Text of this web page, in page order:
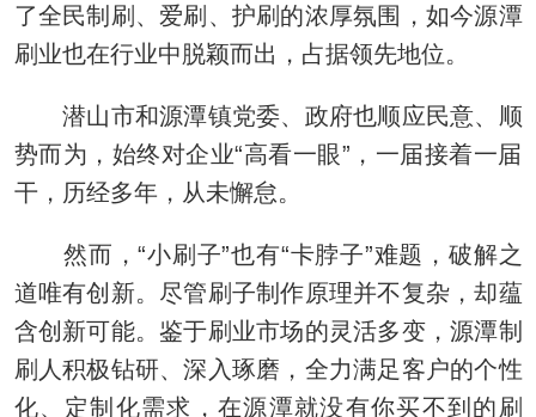
了全民制刷、爱刷、护刷的浓厚氛围，如今源潭
刷业也在行业中脱颖而出，占据领先地位。
潜山市和源潭镇党委、政府也顺应民意、顺
势而为，始终对企业“高看一眼”，一届接着一届
干，历经多年，从未懈怠。
然而，“小刷子”也有“卡脖子”难题，破解之
道唯有创新。尽管刷子制作原理并不复杂，却蕴
含创新可能。鉴于刷业市场的灵活多变，源潭制
刷人积极钻研、深入琢磨，全力满足客户的个性
化、定制化需求，在源潭就没有你买不到的刷